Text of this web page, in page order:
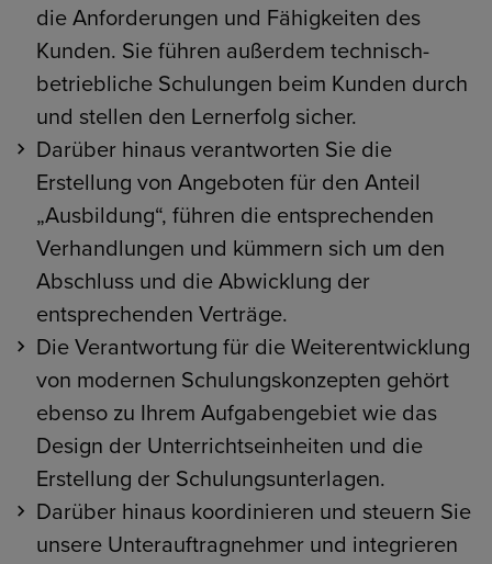
die Anforderungen und Fähigkeiten des
Kunden. Sie führen außerdem technisch-
betriebliche Schulungen beim Kunden durch
und stellen den Lernerfolg sicher.
Darüber hinaus verantworten Sie die
Erstellung von Angeboten für den Anteil
„Ausbildung“, führen die entsprechenden
Verhandlungen und kümmern sich um den
Abschluss und die Abwicklung der
entsprechenden Verträge.
Die Verantwortung für die Weiterentwicklung
von modernen Schulungskonzepten gehört
ebenso zu Ihrem Aufgabengebiet wie das
Design der Unterrichtseinheiten und die
Erstellung der Schulungsunterlagen.
Darüber hinaus koordinieren und steuern Sie
unsere Unterauftragnehmer und integrieren